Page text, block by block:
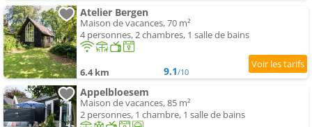
Atelier Bergen
Maison de vacances, 70 m²
4 personnes, 2 chambres, 1 salle de bains
6.4 km 9.1/10
Appelbloesem
Maison de vacances, 85 m²
2 personnes, 1 chambre, 1 salle de bains